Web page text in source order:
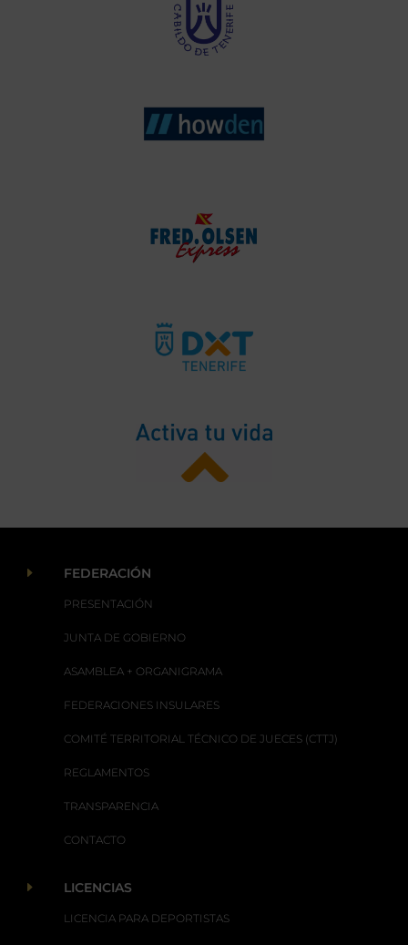
E FEDERACIÓN
PRESENTACIÓN
JUNTA DE GOBIERNO
ASAMBLEA + ORGANIGRAMA
FEDERACIONES INSULARES
COMITÉ TERRITORIAL TÉCNICO DE JUECES (CTTJ)
REGLAMENTOS
TRANSPARENCIA
CONTACTO
E LICENCIAS
LICENCIA PARA DEPORTISTAS